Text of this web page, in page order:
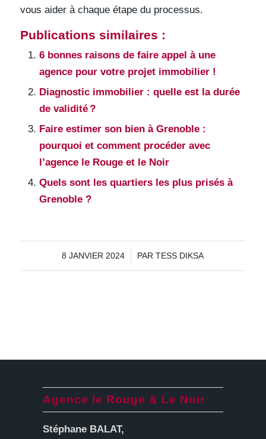
vous aider à chaque étape du processus.
Publications similaires :
6 bonnes raisons de faire appel à une
agence pour votre projet immobilier !
Diagnostic immobilier : quelle est la durée
de validité ?
Faire estimer son bien à Grenoble :
pourquoi et comment procéder avec
l’agence le Rouge et le Noir
Quels sont les quartiers les plus prisés à
Grenoble ?
8 JANVIER 2024
/ PARTESS DIKSA
Agence le Rouge & Le Noir
Stéphane BALAT,